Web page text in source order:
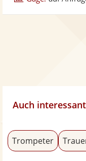
Auch
Trompeter